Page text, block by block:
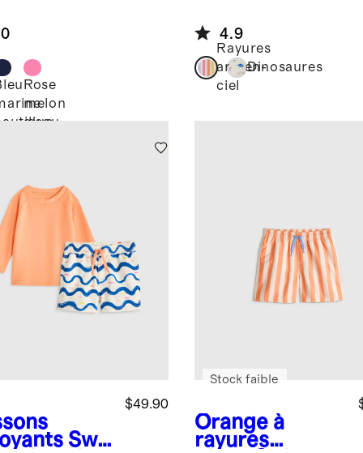
Rose
melon
d'eau
manches
longues de
protection
solaire à
glissière
4.9
Rayures
arc-en-
ciel
Dinosaures
Swi
$49.90
Orange à
rayures
Stock faible